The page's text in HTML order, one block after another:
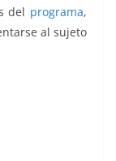
del programa,
al sujeto